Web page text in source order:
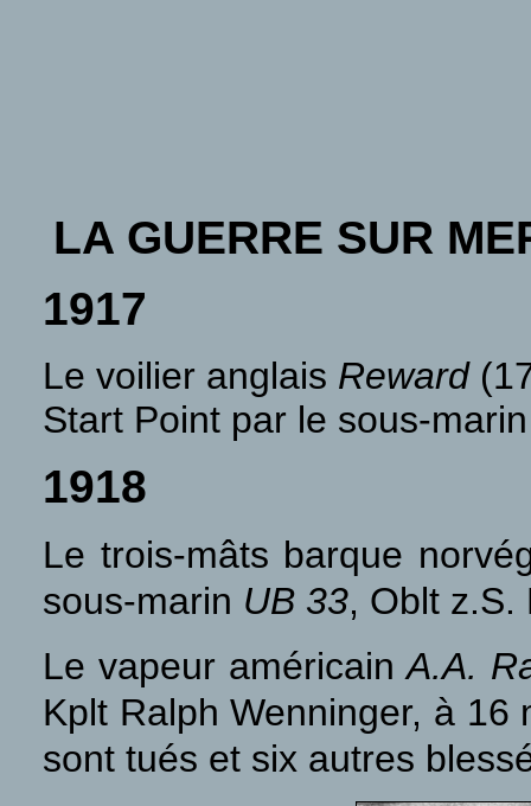
LA GUERRE SUR
1917
Le voilier anglais Reward
Start Point par le sous-
1918
Le trois-mâts barque
sous-marin UB 33, Oblt z.S.
Le vapeur américainA.A.
Kplt Ralph Wenninger, à 16
sont tués et six autres